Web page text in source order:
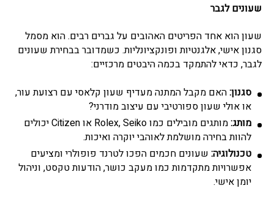
שעונים לגבר
שעון הוא אחד הפריטים האהובים על גברים רבים. הוא מסמל
סגנון אישי, אלגנטיות ופונקציונליות. כשמדובר בבחירת שעונים
לגבר, כדאי להתמקד בכמה היבטים מרכזיים:
סגנון:האם מקבל המתנה מעדיף שעון קלאסי עם רצועת עור,
או אולי שעון ספורטיבי עם עיצוב מודרני?
מותג:
מותגים מובילים כמו Rolex, Seiko או Citizen יכולים
להוות בחירה מושלמת לאוהבי יוקרה ואיכות.
טכנולוגיה:שעונים חכמים הפכו לטרנד פופולרי ומציעים
אפשרויות מתקדמות כמו מעקב כושר, הודעות טקסט, וניהול
יומן אישי.